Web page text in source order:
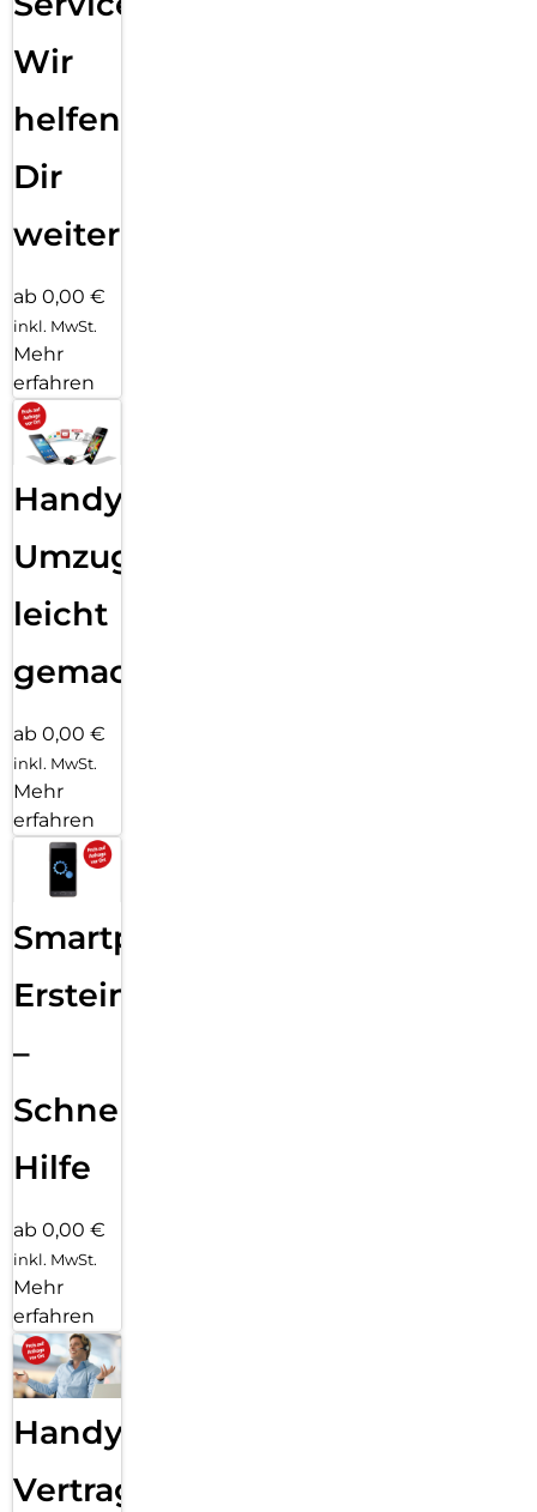
Wir
helfen
Dir
weiter
ab 0,00 €
inkl. MwSt.
Mehr
erfahren
Handy
Umzug
leicht
gemacht!
ab 0,00 €
inkl. MwSt.
Mehr
erfahren
Smartphone
Ersteinrichtung
–
Schnelle
Hilfe
ab 0,00 €
inkl. MwSt.
Mehr
erfahren
Handy
Vertragsabwicklung